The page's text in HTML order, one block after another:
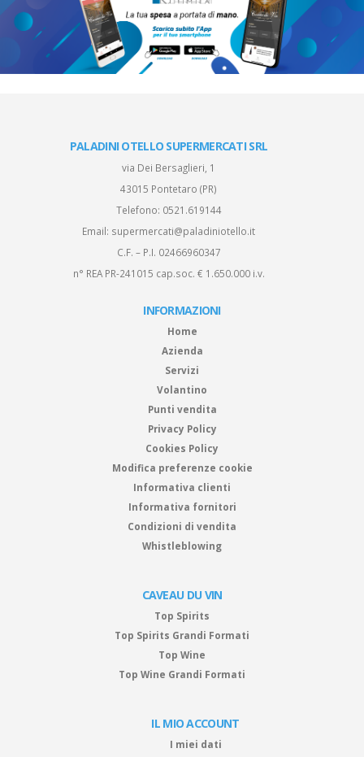
PALADINI OTELLO SUPERMERCATI SRL
via Dei Bersaglieri, 1
43015 Pontetaro (PR)
Telefono: 0521.619144
Email: supermercati@paladiniotello.it
C.F. – P.I. 02466960347
n° REA PR-241015 cap.soc. € 1.650.000 i.v.
INFORMAZIONI
Home
Azienda
Servizi
Volantino
Punti vendita
Privacy Policy
Cookies Policy
Modifica preferenze cookie
Informativa clienti
Informativa fornitori
Condizioni di vendita
Whistleblowing
CAVEAU DU VIN
Top Spirits
Top Spirits Grandi Formati
Top Wine
Top Wine Grandi Formati
IL MIO ACCOUNT
I miei dati